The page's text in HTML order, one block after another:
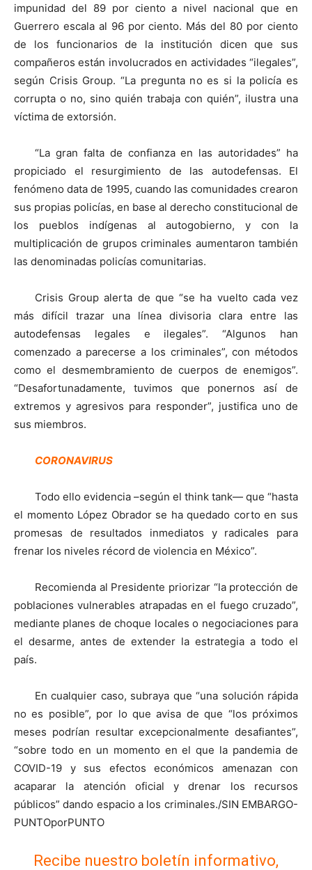
impunidad del 89 por ciento a nivel nacional que en
Guerrero escala al 96 por ciento. Más del 80 por ciento
de los funcionarios de la institución dicen que sus
compañeros están involucrados en actividades “ilegales”,
según Crisis Group. “La pregunta no es si la policía es
corrupta o no, sino quién trabaja con quién”, ilustra una
víctima de extorsión.
“La gran falta de confianza en las autoridades” ha
propiciado el resurgimiento de las autodefensas. El
fenómeno data de 1995, cuando las comunidades crearon
sus propias policías, en base al derecho constitucional de
los pueblos indígenas al autogobierno, y con la
multiplicación de grupos criminales aumentaron también
las denominadas policías comunitarias.
Crisis Group alerta de que “se ha vuelto cada vez
más difícil trazar una línea divisoria clara entre las
autodefensas legales e ilegales”. “Algunos han
comenzado a parecerse a los criminales”, con métodos
como el desmembramiento de cuerpos de enemigos”.
“Desafortunadamente, tuvimos que ponernos así de
extremos y agresivos para responder”, justifica uno de
sus miembros.
CORONAVIRUS
Todo ello evidencia –según el think tank— que “hasta
el momento López Obrador se ha quedado corto en sus
promesas de resultados inmediatos y radicales para
frenar los niveles récord de violencia en México”.
Recomienda al Presidente priorizar “la protección de
poblaciones vulnerables atrapadas en el fuego cruzado”,
mediante planes de choque locales o negociaciones para
el desarme, antes de extender la estrategia a todo el
país.
En cualquier caso, subraya que “una solución rápida
no es posible”, por lo que avisa de que “los próximos
meses podrían resultar excepcionalmente desafiantes”,
“sobre todo en un momento en el que la pandemia de
COVID-19 y sus efectos económicos amenazan con
acaparar la atención oficial y drenar los recursos
públicos” dando espacio a los criminales./SIN EMBARGO-
PUNTOporPUNTO
Recibe nuestro boletín informativo,